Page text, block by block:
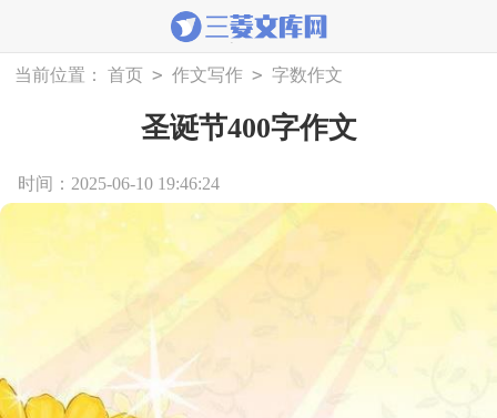
当前位置： 首页 > 作文写作 > 字数作文
圣诞节400字作文
时间：2025-06-10 19:46:24